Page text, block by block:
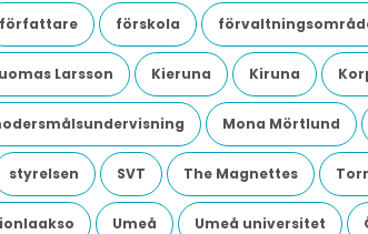
författare förskola
Larsson Kieruna Kiruna
Mona Mörtlund
styrelsen SVT The Magnettes
Umeå Umeå universitet